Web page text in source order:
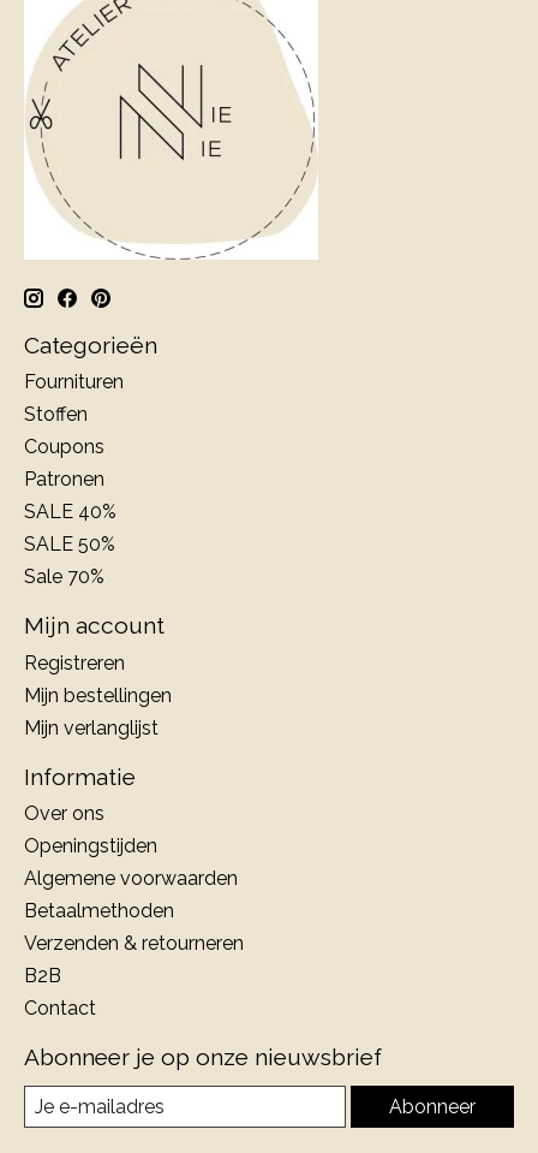
Categorieën
Fournituren
Stoffen
Coupons
Patronen
SALE 40%
SALE 50%
Sale 70%
Mijn account
Registreren
Mijn bestellingen
Mijn verlanglijst
Informatie
Over ons
Openingstijden
Algemene voorwaarden
Betaalmethoden
Verzenden & retourneren
B2B
Contact
Abonneer je op onze nieuwsbrief
Abonneer